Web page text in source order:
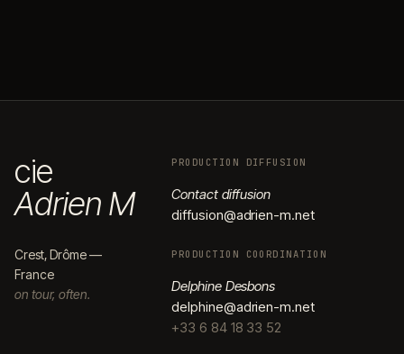
cie
Adrien M
Crest, Drôme —
France
on tour, often.
PRODUCTION DIFFUSION
Contact diffusion
diffusion@adrien-m.net
PRODUCTION COORDINATION
Delphine Desbons
delphine@adrien-m.net
+33 6 84 18 33 52